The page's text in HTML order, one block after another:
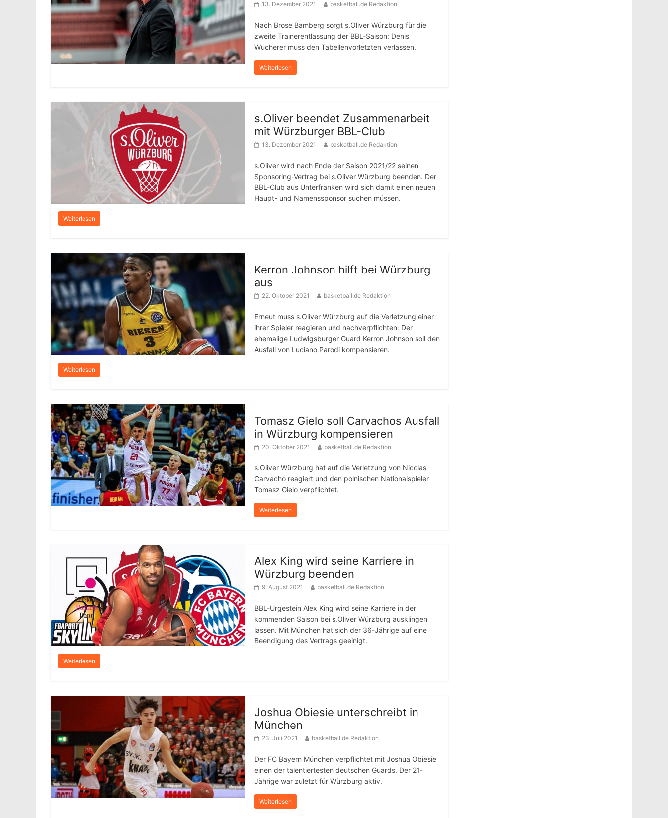
13. Dezember 2021 basketball.de Redaktion
Nach Brose Bamberg sorgt s.Oliver Würzburg für die
zweite Trainerentlassung der BBL-Saison: Denis
Wucherer muss den Tabellenvorletzten verlassen.
Weiterlesen
s.Oliver beendet Zusammenarbeit
mit Würzburger BBL-Club
13. Dezember 2021 basketball.de Redaktion
s.Oliver wird nach Ende der Saison 2021/22 seinen
Sponsoring-Vertrag bei s.Oliver Würzburg beenden. Der
BBL-Club aus Unterfranken wird sich damit einen neuen
Haupt- und Namenssponsor suchen müssen.
Weiterlesen
Kerron Johnson hilft bei Würzburg
aus
22. Oktober 2021 basketball.de Redaktion
Erneut muss s.Oliver Würzburg auf die Verletzung einer
ihrer Spieler reagieren und nachverpflichten: Der
ehemalige Ludwigsburger Guard Kerron Johnson soll den
Ausfall von Luciano Parodi kompensieren.
Weiterlesen
Tomasz Gielo soll Carvachos Ausfall
in Würzburg kompensieren
20. Oktober 2021 basketball.de Redaktion
s.Oliver Würzburg hat auf die Verletzung von Nicolas
Carvacho reagiert und den polnischen Nationalspieler
Tomasz Gielo verpflichtet.
Weiterlesen
Alex King wird seine Karriere in
Würzburg beenden
9. August 2021 basketball.de Redaktion
BBL-Urgestein Alex King wird seine Karriere in der
kommenden Saison bei s.Oliver Würzburg ausklingen
lassen. Mit München hat sich der 36-Jährige auf eine
Beendigung des Vertrags geeinigt.
Weiterlesen
Joshua Obiesie unterschreibt in
München
23. Juli 2021 basketball.de Redaktion
Der FC Bayern München verpflichtet mit Joshua Obiesie
einen der talentiertesten deutschen Guards. Der 21-
Jährige war zuletzt für Würzburg aktiv.
Weiterlesen